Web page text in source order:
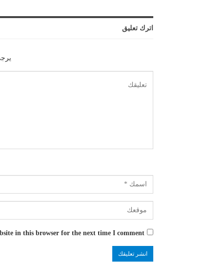
اترك تعليق
in this browser for the next time I comment.